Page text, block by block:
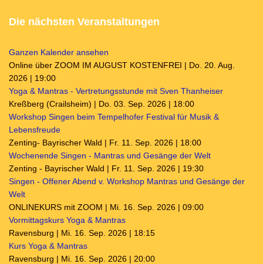
Die nächsten Veranstaltungen
Ganzen Kalender ansehen
Online über ZOOM IM AUGUST KOSTENFREI | Do. 20. Aug.
2026 | 19:00
Yoga & Mantras - Vertretungsstunde mit Sven Thanheiser
Kreßberg (Crailsheim) | Do. 03. Sep. 2026 | 18:00
Workshop Singen beim Tempelhofer Festival für Musik &
Lebensfreude
Zenting- Bayrischer Wald | Fr. 11. Sep. 2026 | 18:00
Wochenende Singen - Mantras und Gesänge der Welt
Zenting - Bayrischer Wald | Fr. 11. Sep. 2026 | 19:30
Singen - Offener Abend v. Workshop Mantras und Gesänge der
Welt
ONLINEKURS mit ZOOM | Mi. 16. Sep. 2026 | 09:00
Vormittagskurs Yoga & Mantras
Ravensburg | Mi. 16. Sep. 2026 | 18:15
Kurs Yoga & Mantras
Ravensburg | Mi. 16. Sep. 2026 | 20:00